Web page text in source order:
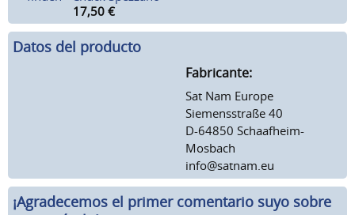
17,50 €
Datos del producto
Fabricante:
Sat Nam Europe
Siemensstraße 40
D-64850 Schaafheim-
Mosbach
info@satnam.eu
¡Agradecemos el primer comentario suyo sobre